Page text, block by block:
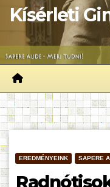
Kísérleti
EREDMÉNYEINK SAPERE